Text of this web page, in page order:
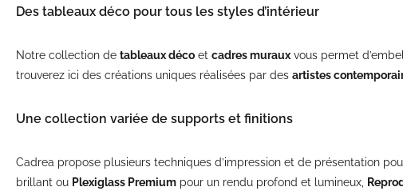
Des tableaux déco pour tous les styles d’intérieur
Notre collection detableaux déco etcadres murauxvous permet
trouverez ici des créations uniques réalisées par desartistes
Une collection variée de supports et finitions
Cadrea propose plusieurs techniques d’impression et de présentation
brillant ou Plexiglass Premium pour un rendu profond et lumineux,